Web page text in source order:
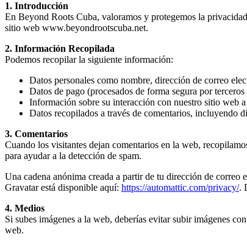
1. Introducción
En Beyond Roots Cuba, valoramos y protegemos la
sitio web www.beyondrootscuba.net.
2. Información Recopilada
Podemos recopilar la siguiente información:
Datos personales como nombre, dirección de correo
Datos de pago (procesados de forma segura por
Información sobre su interacción con nuestro sitio web
Datos recopilados a través de comentarios, incluyendo
3. Comentarios
Cuando los visitantes dejan comentarios en la web,
para ayudar a la detección de spam.
Una cadena anónima creada a partir de tu dirección de
Gravatar está disponible aquí: https://automattic.com/privacy/.
4. Medios
Si subes imágenes a la web, deberías evitar subir imágenes
web.